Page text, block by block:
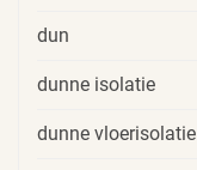
dun
dunne isolatie
dunne vloerisolatie